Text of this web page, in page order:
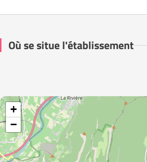
Où se situe l'établissement
+
−